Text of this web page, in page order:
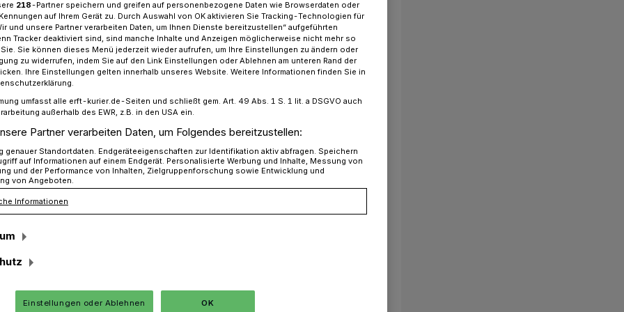
in Hülchrath mit neun Bands.
der Bühne
ist es endlich soweit: Die
Rock in Hülchrath" findet auch in
Hülchrather Schützenplatz hat sich
etabliert.
218-Partner speichern und greifen auf personenbezogene Daten wie Browserdaten oder
auf Ihrem Gerät zu. Durch Auswahl von OK aktivieren Sie Tracking-Technologien für
und unsere Partner verarbeiten Daten, um Ihnen Dienste bereitzustellen“ aufgeführten
Tracker deaktiviert sind, sind manche Inhalte und Anzeigen möglicherweise nicht mehr so
Sie können dieses Menü jederzeit wieder aufrufen, um Ihre Einstellungen zu ändern oder
zu widerrufen, indem Sie auf den Link Einstellungen oder Ablehnen am unteren Rand der
Ihre Einstellungen gelten innerhalb unseres Website. Weitere Informationen finden Sie in
umfasst alle erft-kurier.de-Seiten und schließt gem. Art. 49 Abs. 1 S. 1 lit. a DSGVO auch
außerhalb des EWR, z.B. in den USA ein.
Partner verarbeiten Daten, um Folgendes bereitzustellen:
genauer Standortdaten. Endgeräteeigenschaften zur Identifikation aktiv abfragen. Speichern
auf Informationen auf einem Endgerät. Personalisierte Werbung und Inhalte, Messung von
und der Performance von Inhalten, Zielgruppenforschung sowie Entwicklung und
von Angeboten.
Informationen
Einstellungen oder Ablehnen OK